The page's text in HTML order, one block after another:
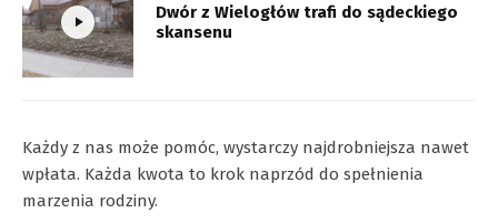
Dwór z Wielogłów trafi do sądeckiego
skansenu
Każdy z nas może pomóc, wystarczy najdrobniejsza nawet
wpłata. Każda kwota to krok naprzód do spełnienia
marzenia rodziny.